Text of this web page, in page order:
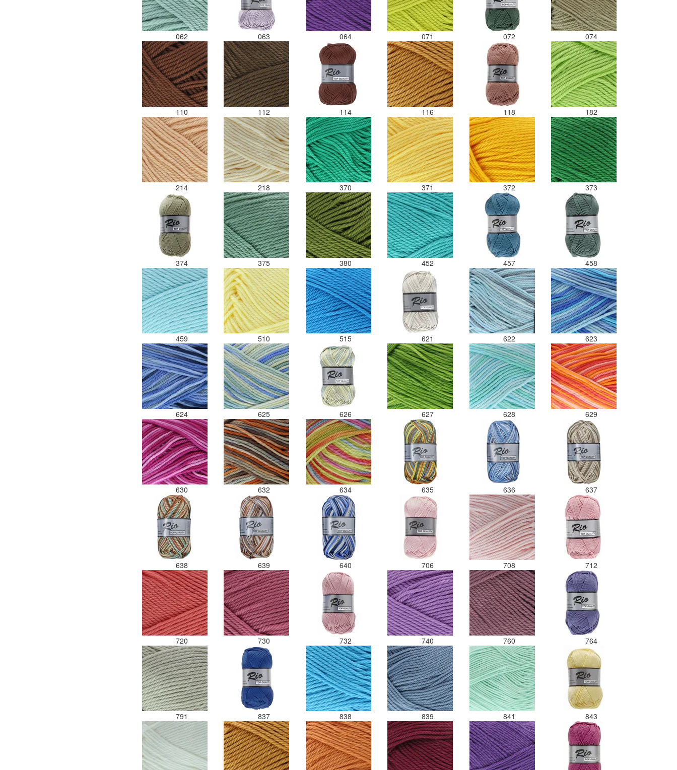
062 063 064 071 072 074
110 112 114 116 118 182
214 218 370 371 372 373
374 375 380 452 457 458
459 510 515 621 622 623
624 625 626 627 628 629
630 632 634 635 636 637
638 639 640 706 708 712
720 730 732 740 760 764
791 837 838 839 841 843